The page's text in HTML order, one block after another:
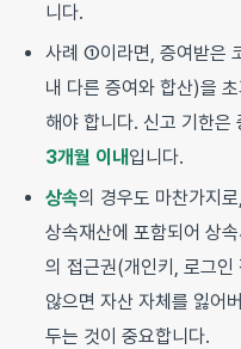
니다.
사례 ①이라면, 증여받은
내 다른 증여와 합산)을
해야 합니다. 신고 기한은
3개월 이내입니다.
상속의 경우도 마찬가지
상속재산에 포함되어 상
의 접근권(개인키, 로그인
않으면 자산 자체를 잃어
두는 것이 중요합니다.